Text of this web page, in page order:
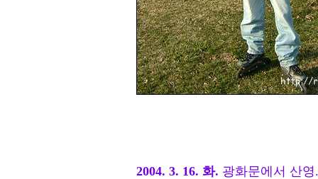
2004. 3. 16. 화. 광화문에서 산